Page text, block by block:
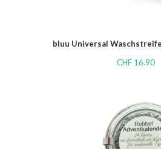
bluu Universal
CHF16.90